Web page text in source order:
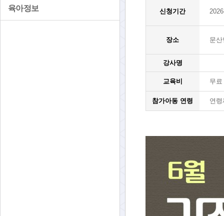
육아정보 신청기간
장소 문
강사명
교육비 무료
참가아동 연령 연